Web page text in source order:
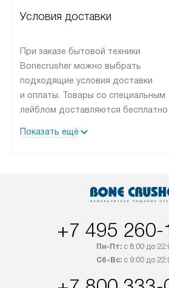
Условия доставки
При заказе бытовой техники
Bonecrusher можно выбрать
подходящие условия доставки
и оплаты. Товары со специальным
лейблом доставляются бесплатно
до подъезда, выезд за МКАД
в течение трех дней. После 100%
бесплатно доставляет заказ
транспортной компании в городе
условия доставки у менеджера
Показать ещё
+7 495 260-
Пн-Пт:с 8:00 до
Сб-Вс:с 9:00 до